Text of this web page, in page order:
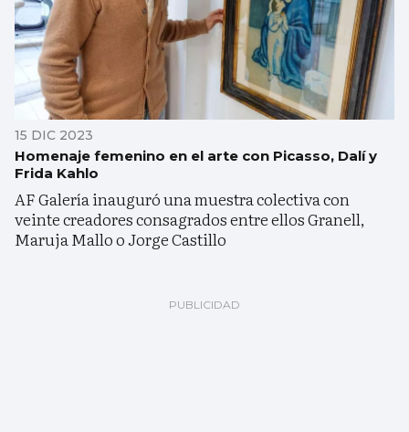
15 DIC 2023
Homenaje femenino en el arte con Picasso, Dalí y
Frida Kahlo
AF Galería inauguró una muestra colectiva con
veinte creadores consagrados entre ellos Granell,
Maruja Mallo o Jorge Castillo